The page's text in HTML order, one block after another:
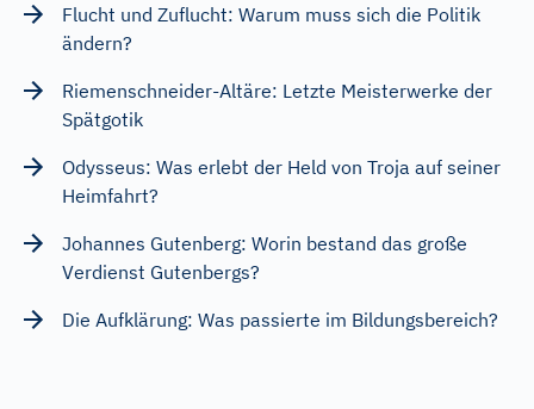
Flucht und Zuflucht: Warum muss sich die Politik
ändern?
Riemenschneider-Altäre: Letzte Meisterwerke der
Spätgotik
Odysseus: Was erlebt der Held von Troja auf seiner
Heimfahrt?
Johannes Gutenberg: Worin bestand das große
Verdienst Gutenbergs?
Die Aufklärung: Was passierte im Bildungsbereich?